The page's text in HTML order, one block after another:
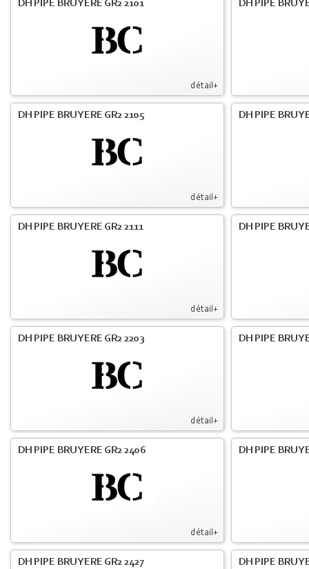
détail+
DH PIPE BRUYERE GR2 2101 DH PIPE
détail+
DH PIPE BRUYERE GR2 2105 DH PIPE
détail+
DH PIPE BRUYERE GR2 2111 DH PIPE
détail+
DH PIPE BRUYERE GR2 2203 DH PIPE
détail+
DH PIPE BRUYERE GR2 2406 DH PIPE
DH PIPE BRUYERE GR2 2427 DH PIPE